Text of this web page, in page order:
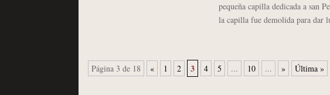
pequeña capilla dedicada a san
la capilla fue demolida para dar
Página 3 de 18 « 1 2 3 4 5 ... 10 ... » Última »